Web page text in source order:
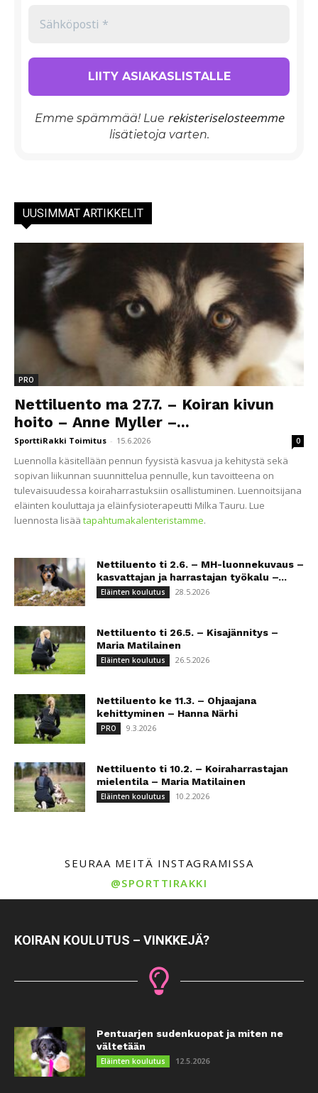
Emme spämmää! Lue rekisteriselosteemme
lisätietoja varten.
UUSIMMAT ARTIKKELIT
PRO
Nettiluento ma 27.7. – Koiran kivun
hoito – Anne Myller –...
SporttiRakki Toimitus - 15.6.2026 0
Luennolla käsitellään pennun fyysistä kasvua ja kehitystä sekä
sopivan liikunnan suunnittelua pennulle, kun tavoitteena on
tulevaisuudessa koiraharrastuksiin osallistuminen. Luennoitsijana
eläinten kouluttaja ja eläinfysioterapeutti Milka Tauru. Lue
luennosta lisää tapahtumakalenteristamme.
Nettiluento ti 2.6. – MH-luonnekuvaus –
kasvattajan ja harrastajan työkalu –...
Eläinten koulutus 28.5.2026
Nettiluento ti 26.5. – Kisajännitys –
Maria Matilainen
Eläinten koulutus 26.5.2026
Nettiluento ke 11.3. – Ohjaajana
kehittyminen – Hanna Närhi
PRO 9.3.2026
Nettiluento ti 10.2. – Koiraharrastajan
mielentila – Maria Matilainen
Eläinten koulutus 10.2.2026
SEURAA MEITÄ INSTAGRAMISSA
@SPORTTIRAKKI
KOIRAN KOULUTUS – VINKKEJÄ?
Pentuarjen sudenkuopat ja miten ne
vältetään
Eläinten koulutus 12.5.2026